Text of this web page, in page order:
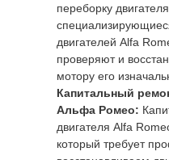
переборку
двигателей Alfa
проверяют и
мотору его
Капитальный
Альфа Ромео:
двигателя Alfa
который требует